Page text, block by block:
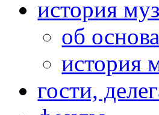
история
об
история
гости,